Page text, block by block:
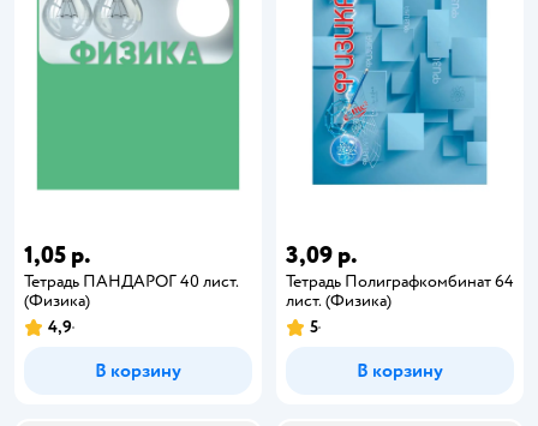
1,05 р.
Тетрадь ПАНДАРОГ 40 лист.
(Физика)
4,9
В корзину
3,09 р.
Тетрадь Полиграфкомбинат 64
лист. (Физика)
5
В корзину